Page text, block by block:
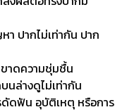
ปากไม่เท่ากัน ปาก
าดความชุ่มชื้น
นล่างดูไม่เท่ากัน
ดัดฟัน อุบัติเหตุ หรือการ